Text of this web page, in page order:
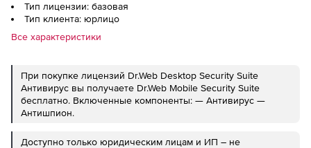
Тип лицензии: базовая
Тип клиента: юрлицо
Все характеристики
При покупке лицензий Dr.Web Desktop Security Suite
Антивирус вы получаете Dr.Web Mobile Security Suite
бесплатно. Включенные компоненты: — Антивирус —
Антишпион.
Доступно только юридическим лицам и ИП – не